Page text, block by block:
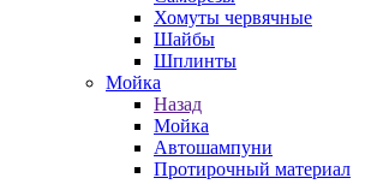
Хомуты червячные
Шайбы
Шплинты
Мойка
Назад
Мойка
Автошампуни
Протирочный материал